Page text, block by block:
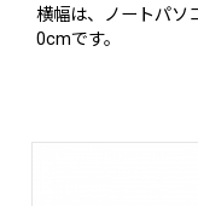
横幅は、ノートパソ
0cmです。